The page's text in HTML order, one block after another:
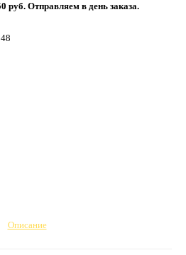
Отправляем в день заказа.
Описание